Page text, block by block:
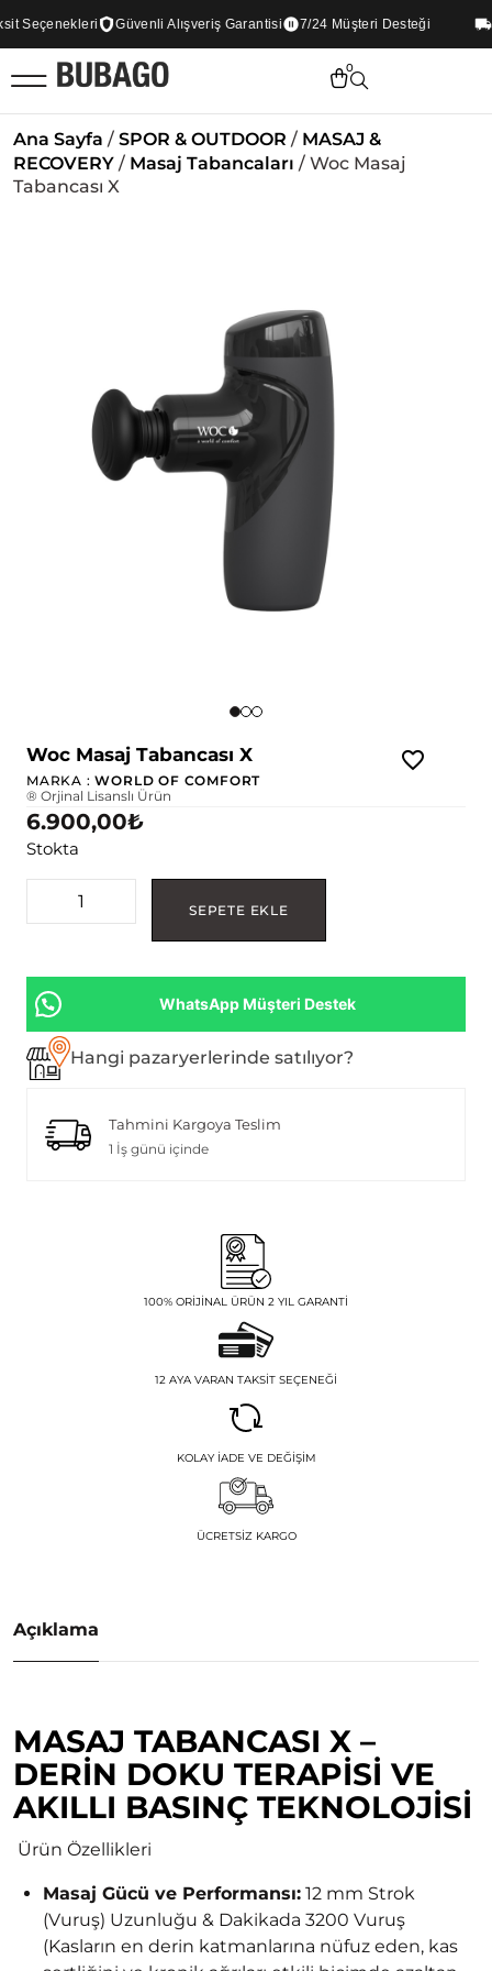
Güvenli Alışveriş Garantisi 7/24 Müşteri Desteği
0
Ana Sayfa / SPOR & OUTDOOR / MASAJ &
RECOVERY / Masaj Tabancaları / Woc Masaj
Tabancası X
Woc Masaj Tabancası X
MARKA :WORLD OF COMFORT
® Orjinal Lisanslı Ürün
6.900,00₺
Stokta
SEPETE EKLE
WhatsApp Müşteri Destek
Hangi pazaryerlerinde satılıyor?
Tahmini Kargoya Teslim
1 İş günü içinde
100% ORIJINAL ÜRÜN 2 YIL GARANTI
12 AYA VARAN TAKSIT SEÇENEĞI
KOLAY İADE VE DEĞIŞIM
ÜCRETSIZ KARGO
Açıklama
MASAJ TABANCASI X –
DERIN DOKU TERAPISI VE
AKILLI BASINÇ TEKNOLOJISI
Ürün Özellikleri
Masaj Gücü ve Performansı: 12 mm Strok
(Vuruş) Uzunluğu & Dakikada 3200 Vuruş
(Kasların en derin katmanlarına nüfuz eden, kas